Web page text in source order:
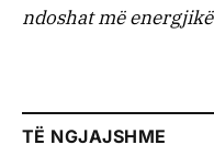
ndoshat më energjikë
TË NGJAJSHME